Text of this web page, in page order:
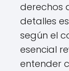
derechos
detalles
según el
esencial
entender